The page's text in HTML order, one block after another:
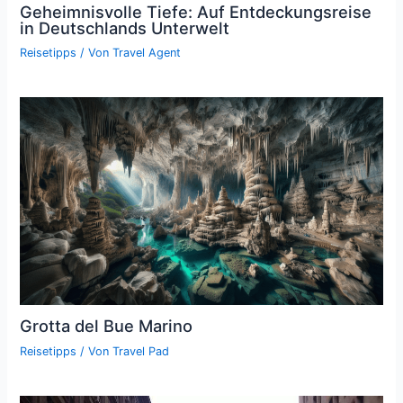
Geheimnisvolle Tiefe: Auf Entdeckungsreise
in Deutschlands Unterwelt
Reisetipps / VonTravel Agent
Grotta del Bue Marino
Reisetipps / VonTravel Pad